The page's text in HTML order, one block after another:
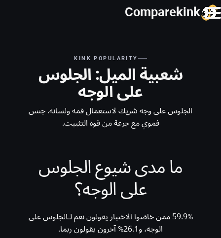
Comparekink
KINK POPULARITY
شعبية الميل: الجلوس
على الوجه
الجلوس على وجه شريك لاستعمال فمه ولسانه. جنس
فموي مع جرعة من قوة التثبيت.
ما مدى شيوع الجلوس
على الوجه؟
59.9% ممن خاضوا الاختبار يقولون نعم لـالجلوس على
الوجه، و26.1% آخرون يقولون ربما.